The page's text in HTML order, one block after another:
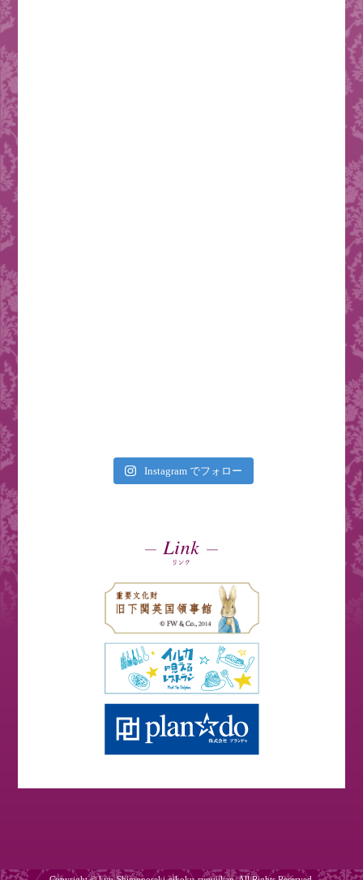
Instagram でフォロー